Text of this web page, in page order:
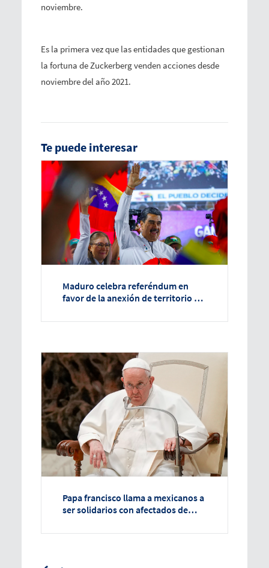
noviembre.
Es la primera vez que las entidades que gestionan
la fortuna de Zuckerberg venden acciones desde
noviembre del año 2021.
Te puede interesar
Maduro celebra referéndum en
favor de la anexión de territorio en
Papa francisco llama a mexicanos a
ser solidarios con afectados de
discapacidades